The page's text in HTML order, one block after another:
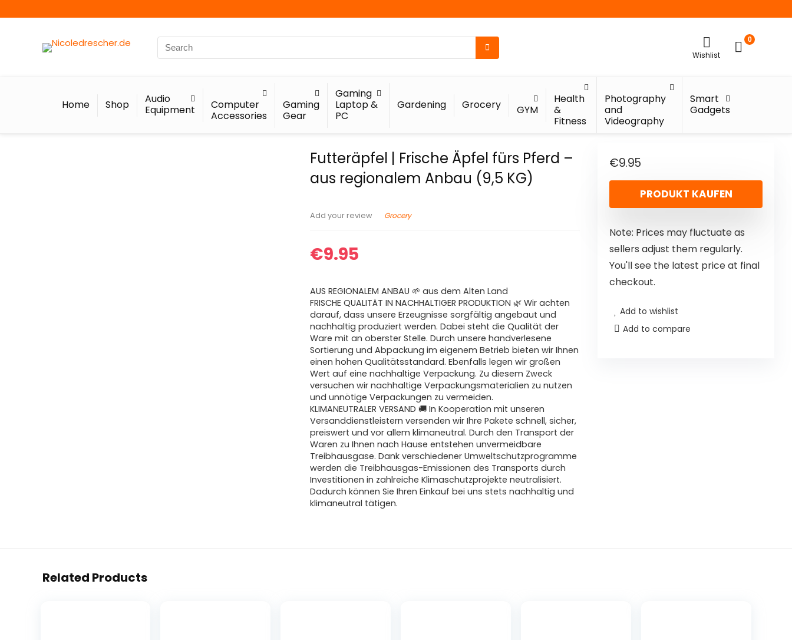
Wishlist
0
Home Shop
Audio
Equipment
Computer
Accessories
Gaming
Gear
Gaming
Laptop &
PC
Gardening Grocery GYM
Health
&
Fitness
Photography
and
Videography
Smart
Gadgets
Futteräpfel | Frische Äpfel fürs Pferd –
aus regionalem Anbau (9,5 KG)
Add your review Grocery
€9.95
AUS REGIONALEM ANBAU 🌱 aus dem Alten Land
FRISCHE QUALITÄT IN NACHHALTIGER PRODUKTION 🌿 Wir achten
darauf, dass unsere Erzeugnisse sorgfältig angebaut und
nachhaltig produziert werden. Dabei steht die Qualität der
Ware mit an oberster Stelle. Durch unsere handverlesene
Sortierung und Abpackung im eigenem Betrieb bieten wir Ihnen
einen hohen Qualitätsstandard. Ebenfalls legen wir großen
Wert auf eine nachhaltige Verpackung. Zu diesem Zweck
versuchen wir nachhaltige Verpackungsmaterialien zu nutzen
und unnötige Verpackungen zu vermeiden.
KLIMANEUTRALER VERSAND 🚚 In Kooperation mit unseren
Versanddienstleistern versenden wir Ihre Pakete schnell, sicher,
preiswert und vor allem klimaneutral. Durch den Transport der
Waren zu Ihnen nach Hause entstehen unvermeidbare
Treibhausgase. Dank verschiedener Umweltschutzprogramme
werden die Treibhausgas-Emissionen des Transports durch
Investitionen in zahlreiche Klimaschutzprojekte neutralisiert.
Dadurch können Sie Ihren Einkauf bei uns stets nachhaltig und
klimaneutral tätigen.
€9.95
PRODUKT KAUFEN
Note: Prices may fluctuate as
sellers adjust them regularly.
You'll see the latest price at final
checkout.
Add to wishlist
Add to compare
Related Products